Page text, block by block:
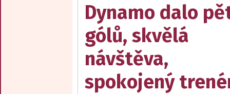
Dynamo dalo
gólů, skvělá
návštěva,
spokojený